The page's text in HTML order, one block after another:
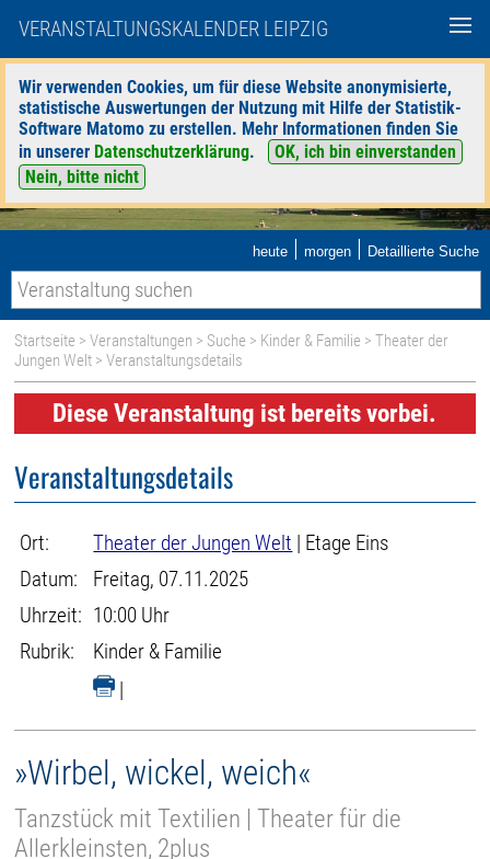
VERANSTALTUNGSKALENDER LEIPZIG
Wir verwenden Cookies, um für diese Website anonymisierte,
statistische Auswertungen der Nutzung mit Hilfe der Statistik-
Software Matomo zu erstellen. Mehr Informationen finden Sie
in unserer Datenschutzerklärung.
OK, ich bin einverstanden
Nein, bitte nicht
heute | morgen | Detaillierte Suche
Startseite >Veranstaltungen > Suche > Kinder & Familie >Theater der
Jungen Welt > Veranstaltungsdetails
Diese Veranstaltung ist bereits vorbei.
Veranstaltungsdetails
Ort: Theater der Jungen Welt | Etage Eins
Datum:
Freitag, 07.11.2025
Uhrzeit: 10:00 Uhr
Rubrik:
Kinder & Familie
|
»Wirbel, wickel, weich«
Tanzstück mit Textilien | Theater für die
Allerkleinsten, 2plus